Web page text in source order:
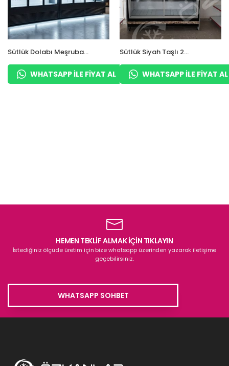
Sütlük Dolabı Meşrubat
DolaplarıWHATSAPP ILE FIYAT AL
Sütlük Siyah Taşlı 2
WHATSAPP ILE FIYAT AL
HEMEN TEKLİF ALMAK İÇİN TIKLAYIN
İstediğiniz ölçüde üretim için bize whatsapp üzerinden yazarak iletişime
geçebilirsiniz.
WHATSAPP SOHBET